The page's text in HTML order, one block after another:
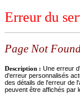
Erreur du
Page Not
Description : Une erreur
d'erreur personnalisés
des détails de l'erreur de
peuvent être affichés par